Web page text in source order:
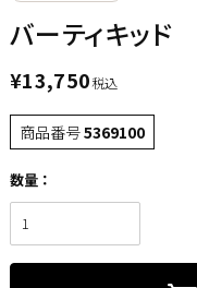
バーティキッド
¥13,750税込
商品番号5369100